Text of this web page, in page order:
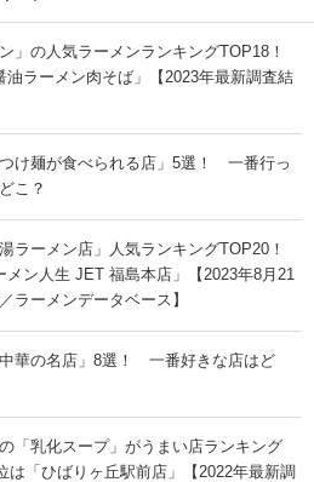
ン」の人気ラーメンランキングTOP18！
油ラーメン肉そば」【2023年最新調査結
つけ麺が食べられる店」5選！ 一番行っ
こ？
湯ラーメン店」人気ランキングTOP20！
メン人生 JET 福島本店」【2023年8月21
ラーメンデータベース】
中華の名店」8選！ 一番好きな店はど
「乳化スープ」がうまい店ランキング
「ひばりヶ丘駅前店」【2022年最新調